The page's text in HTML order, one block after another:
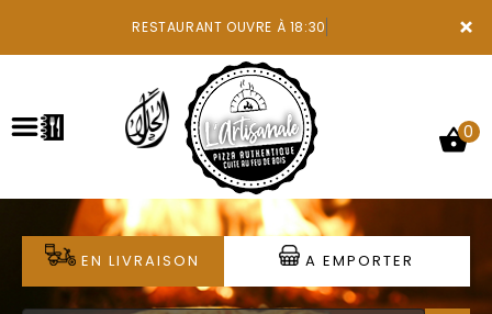
×
RESTAURANT OUVRE À 18:30
ACCUEIL
LA CARTE
0
EN LIVRAISON A EMPORTER